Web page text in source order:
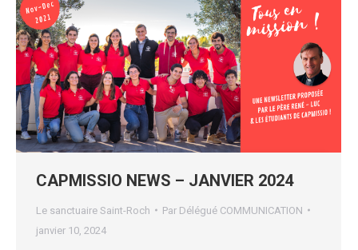
CAPMISSIO NEWS – JANVIER 2024
Le sanctuaire Saint-Roch Par Délégué COMMUNICATION
janvier 10, 2024